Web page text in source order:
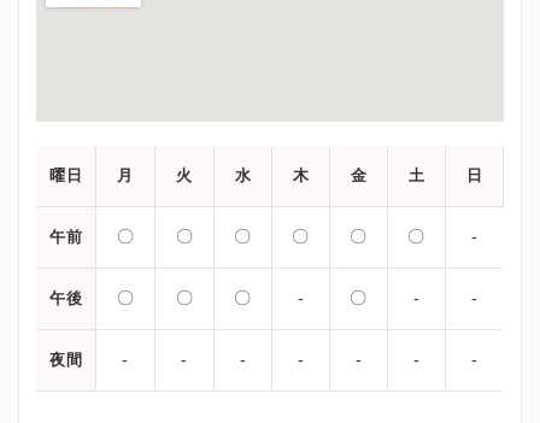
曜日 月 火 水 木 金 土 日
午前 〇 〇 〇 〇 〇 〇 -
午後 〇 〇 〇 - 〇 - -
夜間 - - - - - - -